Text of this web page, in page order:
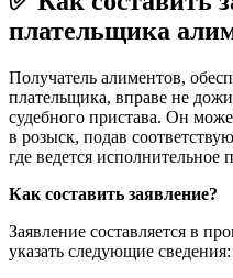
плательщика
Получатель алиментов,
плательщика, вправе не
судебного пристава. Он
в розыск, подав
где ведется исполнительное
Как составить заявление?
Заявление составляется в
указать следующие сведения: